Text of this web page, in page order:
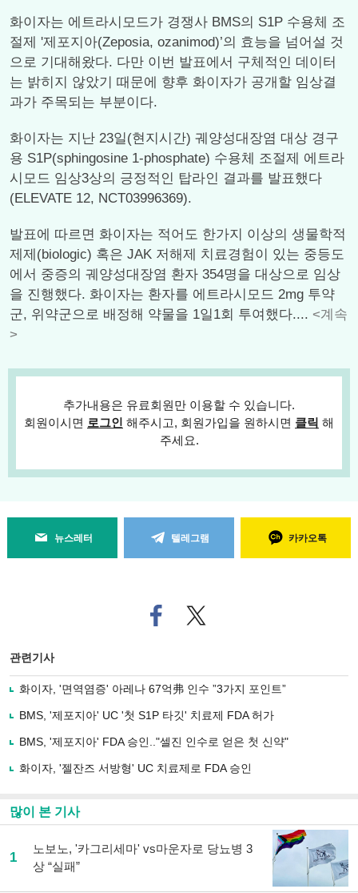
화이자는 에트라시모드가 경쟁사 BMS의 S1P 수용체 조
절제 '제포지아(Zeposia, ozanimod)’의 효능을 넘어설 것
으로 기대해왔다. 다만 이번 발표에서 구체적인 데이터
는 밝히지 않았기 때문에 향후 화이자가 공개할 임상결
과가 주목되는 부분이다.
화이자는 지난 23일(현지시간) 궤양성대장염 대상 경구
용 S1P(sphingosine 1-phosphate) 수용체 조절제 에트라
시모드 임상3상의 긍정적인 탑라인 결과를 발표했다
(ELEVATE 12, NCT03996369).
발표에 따르면 화이자는 적어도 한가지 이상의 생물학적
제제(biologic) 혹은 JAK 저해제 치료경험이 있는 중등도
에서 중증의 궤양성대장염 환자 354명을 대상으로 임상
을 진행했다. 화이자는 환자를 에트라시모드 2mg 투약
군, 위약군으로 배정해 약물을 1일1회 투여했다.... <계속
>
추가내용은 유료회원만 이용할 수 있습니다.
회원이시면 로그인 해주시고, 회원가입을 원하시면 클릭 해
주세요.
뉴스레터 텔레그램 카카오톡
페
이
로
사
유
기
트위
터로
관련기사
화이자, '면역염증' 아레나 67억弗 인수 ”3가지 포인트”
BMS, '제포지아' UC '첫 S1P 타깃' 치료제 FDA 허가
BMS, '제포지아' FDA 승인.."셀진 인수로 얻은 첫 신약"
화이자, '젤잔즈 서방형' UC 치료제로 FDA 승인
많이 본 기사
1
노보노, '카그리세마' vs마운자로 당뇨병 3
상 “실패”